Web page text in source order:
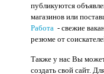
публикуются
магазинов или
Работа - свежие
резюме от
Также у нас Вы
создать свой сайт.